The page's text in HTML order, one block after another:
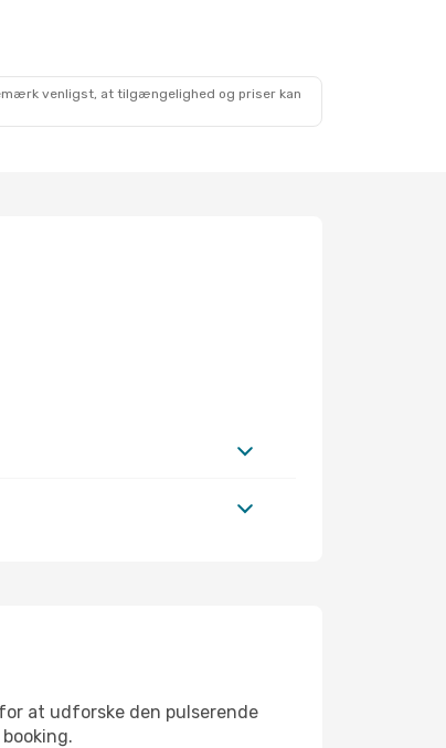
venligst, at tilgængelighed og priser kan
at udforske den pulserende